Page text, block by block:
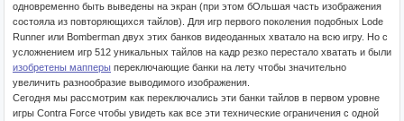
одновременно быть выведены на экран (при этом бОльшая часть изображения
состояла из повторяющихся тайлов). Для игр первого поколения подобных Lode
Runner или Bomberman двух этих банков видеоданных хватало на всю игру. Но с
усложнением игр 512 уникальных тайлов на кадр резко перестало хватать и были
изобретены мапперы переключающие банки на лету чтобы значительно
увеличить разнообразие выводимого изображения.
Сегодня мы рассмотрим как переключались эти банки тайлов в первом уровне
игры Contra Force чтобы увидеть как все эти технические ограничения с одной